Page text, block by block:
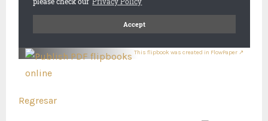
This flipbook was created in FlowPaper ↗
Regresar